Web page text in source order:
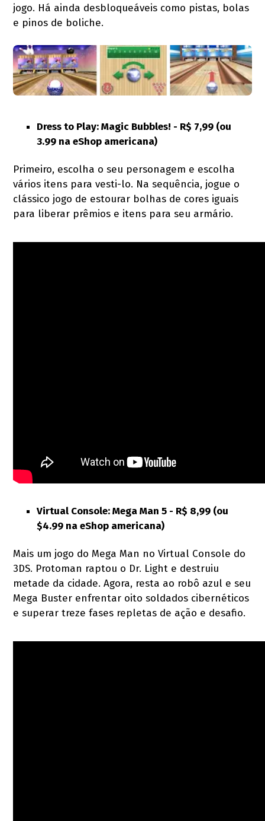
jogo. Há ainda desbloqueáveis como pistas, bolas
e pinos de boliche.
Dress to Play: Magic Bubbles! - R$ 7,99 (ou
3.99 na eShop americana)
Primeiro, escolha o seu personagem e escolha
vários itens para vesti-lo. Na sequência, jogue o
clássico jogo de estourar bolhas de cores iguais
para liberar prêmios e itens para seu armário.
Virtual Console: Mega Man 5 - R$ 8,99 (ou
$4.99 na eShop americana)
Mais um jogo do Mega Man no Virtual Console do
3DS. Protoman raptou o Dr. Light e destruiu
metade da cidade. Agora, resta ao robô azul e seu
Mega Buster enfrentar oito soldados cibernéticos
e superar treze fases repletas de ação e desafio.